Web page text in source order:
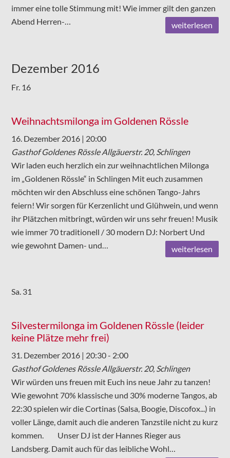
immer eine tolle Stimmung mit! Wie immer gilt den ganzen
Abend Herren-…
weiterlesen
Dezember 2016
Fr. 16
Weihnachtsmilonga im Goldenen Rössle
16. Dezember 2016 | 20:00
Gasthof Goldenes RössleAllgäuerstr. 20, Schlingen
Wir laden euch herzlich ein zur weihnachtlichen Milonga
im „Goldenen Rössle“ in Schlingen Mit euch zusammen
möchten wir den Abschluss eine schönen Tango-Jahrs
feiern! Wir sorgen für Kerzenlicht und Glühwein, und wenn
ihr Plätzchen mitbringt, würden wir uns sehr freuen! Musik
wie immer 70 traditionell / 30 modern DJ: Norbert Und
wie gewohnt Damen- und…
weiterlesen
Sa. 31
Silvestermilonga im Goldenen Rössle (leider
keine Plätze mehr frei)
31. Dezember 2016 | 20:30- 2:00
Gasthof Goldenes RössleAllgäuerstr. 20, Schlingen
Wir würden uns freuen mit Euch ins neue Jahr zu tanzen!
Wie gewohnt 70% klassische und 30% moderne Tangos, ab
22:30 spielen wir die Cortinas (Salsa, Boogie, Discofox...) in
voller Länge, damit auch die anderen Tanzstile nicht zu kurz
kommen. Unser DJ ist der Hannes Rieger aus
Landsberg. Damit auch für das leibliche Wohl…